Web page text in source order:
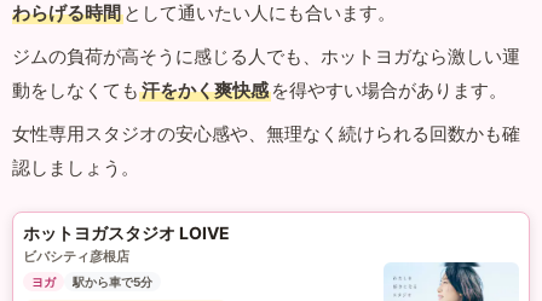
わらげる時間 として通いたい人にも合います。
ジムの負荷が高そうに感じる人でも、ホットヨガなら激しい運
動をしなくても 汗をかく爽快感 を得やすい場合があります。
女性専用スタジオの安心感や、無理なく続けられる回数かも確
認しましょう。
ホットヨガスタジオ LOIVE
ビバシティ彦根店
ヨガ
駅から車で5分